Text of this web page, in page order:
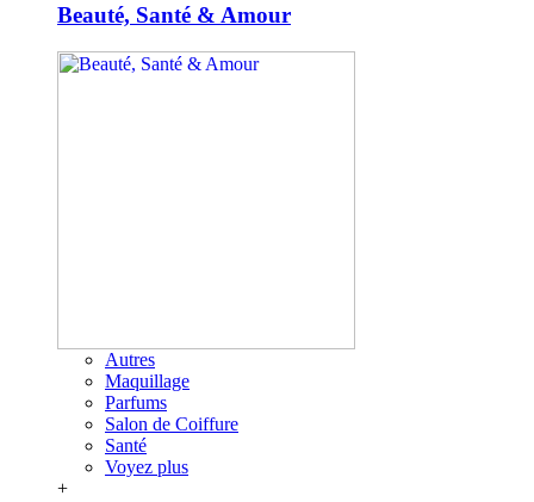
Beauté, Santé & Amour
Autres
Maquillage
Parfums
Salon de Coiffure
Santé
Voyez plus
+